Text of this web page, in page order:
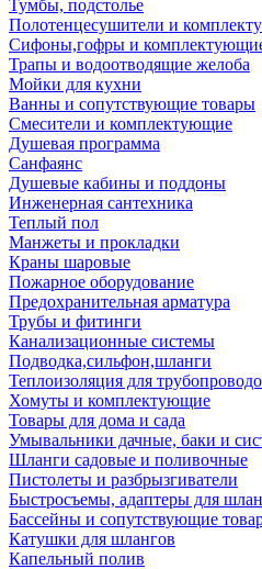
Тумбы, подстолье
Полотенцесушители и
Сифоны,гофры и
Трапы и водоотводящие желоба
Мойки для кухни
Ванны и сопутствующие товары
Смесители и комплектующие
Душевая программа
Санфаянс
Душевые кабины и поддоны
Инженерная сантехника
Теплый пол
Манжеты и прокладки
Краны шаровые
Пожарное оборудование
Предохранительная арматура
Трубы и фитинги
Канализационные системы
Подводка,сильфон,шланги
Теплоизоляция для
Хомуты и комплектующие
Товары для дома и сада
Умывальники дачные, баки и
Шланги садовые и поливочные
Пистолеты и разбрызгиватели
Быстросъемы, адаптеры для
Бассейны и сопутствующие
Катушки для шлангов
Капельный полив